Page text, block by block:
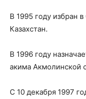
В 1995 году избран
Казахстан.
В 1996 году
акима Акмолинской
С 10 декабря 1997